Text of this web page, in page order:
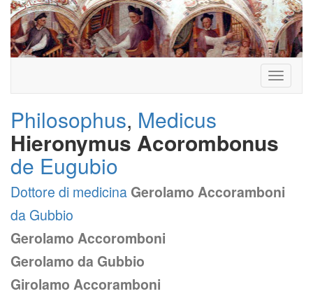
Toggle
Philosophus, Medicus
Hieronymus Acorombonus
de Eugubio
Dottore di medicina Gerolamo Accoramboni
da Gubbio
Gerolamo Accoromboni
Gerolamo da Gubbio
Girolamo Accoramboni